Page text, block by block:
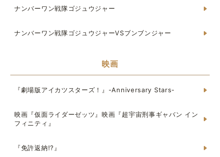
ナンバーワン戦隊ゴジュウジャー
ナンバーワン戦隊ゴジュウジャーVSブンブンジャー
映画
『劇場版アイカツスターズ！』-Anniversary Stars-
映画『仮面ライダーゼッツ』映画『超宇宙刑事ギャバン イン
フィニティ』
『免許返納!?』